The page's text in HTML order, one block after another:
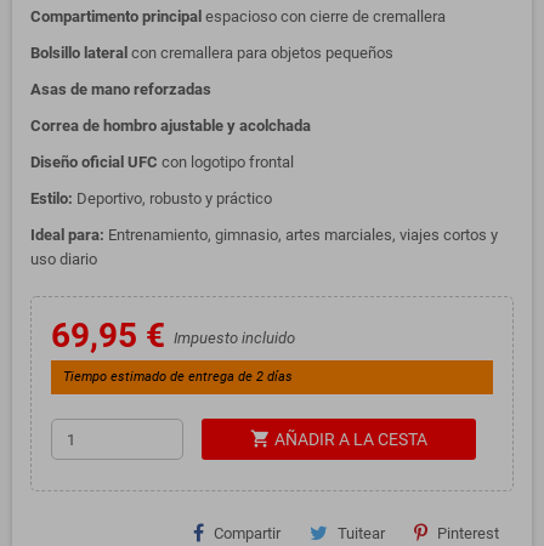
Compartimento principal espacioso con cierre de cremallera
Bolsillo lateral con cremallera para objetos pequeños
Asas de mano reforzadas
Correa de hombro ajustable y acolchada
Diseño oficial UFC con logotipo frontal
Estilo: Deportivo, robusto y práctico
Ideal para: Entrenamiento, gimnasio, artes marciales, viajes cortos y
uso diario
69,95 € Impuesto incluido
Tiempo estimado de entrega de 2 días
shopping_cart AÑADIR A LA CESTA
Compartir Tuitear Pinterest